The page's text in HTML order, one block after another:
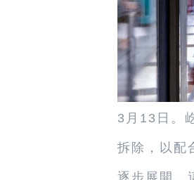
3月13日。
拆除，以配